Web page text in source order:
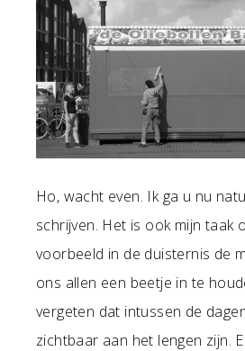
Ho, wacht even. Ik ga u nu
schrijven. Het is ook mijn taak
voorbeeld in de duisternis de
ons allen een beetje in te
vergeten dat intussen de
zichtbaar aan het lengen zijn.